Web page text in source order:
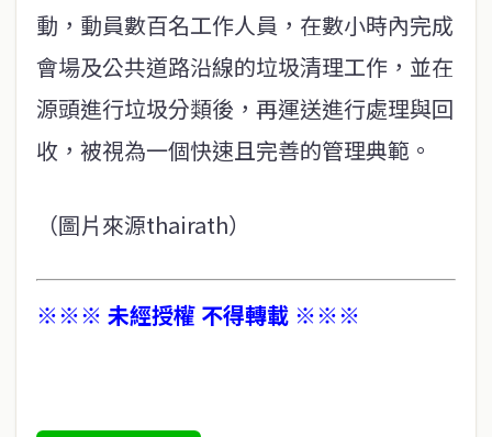
動，動員數百名工作人員，在數小時內完成
會場及公共道路沿線的垃圾清理工作，並在
源頭進行垃圾分類後，再運送進行處理與回
收，被視為一個快速且完善的管理典範。
（圖片來源thairath）
※※※ 未經授權 不得轉載 ※※※